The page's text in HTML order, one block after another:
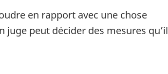
en rapport avec une chose
peut décider des mesures qu’il